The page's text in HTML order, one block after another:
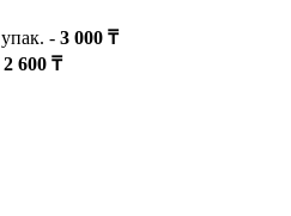
упак. - 3 000 ₸
2 600 ₸